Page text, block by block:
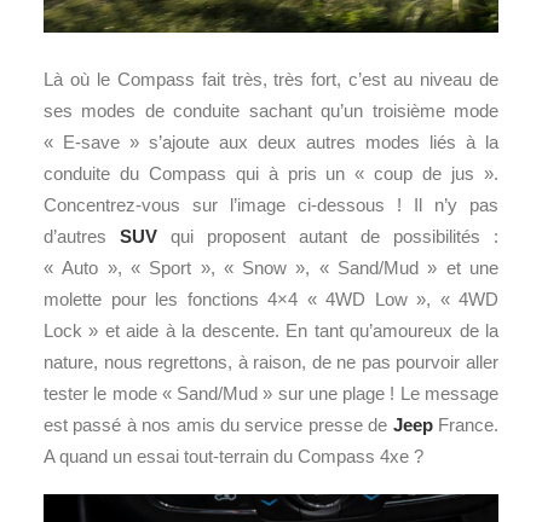
Là où le Compass fait très, très fort, c’est au niveau de
ses modes de conduite sachant qu’un troisième mode
« E-save » s’ajoute aux deux autres modes liés à la
conduite du Compass qui à pris un « coup de jus ».
Concentrez-vous sur l’image ci-dessous ! Il n’y pas
d’autres SUV qui proposent autant de possibilités :
« Auto », « Sport », « Snow », « Sand/Mud » et une
molette pour les fonctions 4×4 « 4WD Low », « 4WD
Lock » et aide à la descente. En tant qu’amoureux de la
nature, nous regrettons, à raison, de ne pas pourvoir aller
tester le mode « Sand/Mud » sur une plage ! Le message
est passé à nos amis du service presse de JeepFrance.
A quand un essai tout-terrain du Compass 4xe ?